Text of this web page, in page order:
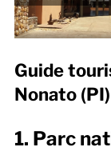
Guide
Nonato (PI)
1. Parc